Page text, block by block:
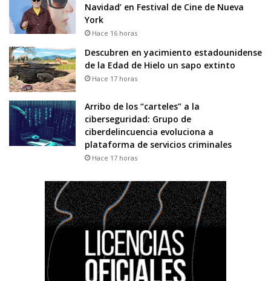
Navidad’ en Festival de Cine de Nueva
York
Hace 16 horas
Descubren en yacimiento estadounidense
de la Edad de Hielo un sapo extinto
Hace 17 horas
Arribo de los “carteles” a la
ciberseguridad: Grupo de
ciberdelincuencia evoluciona a
plataforma de servicios criminales
Hace 17 horas